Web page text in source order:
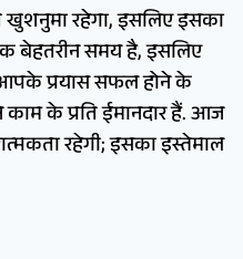
रहेगा, इसलिए इसका
बेहतरीन समय है, इसलिए
प्रयास सफल होने के
के प्रति ईमानदार हैं. आज
रहेगी; इसका इस्तेमाल